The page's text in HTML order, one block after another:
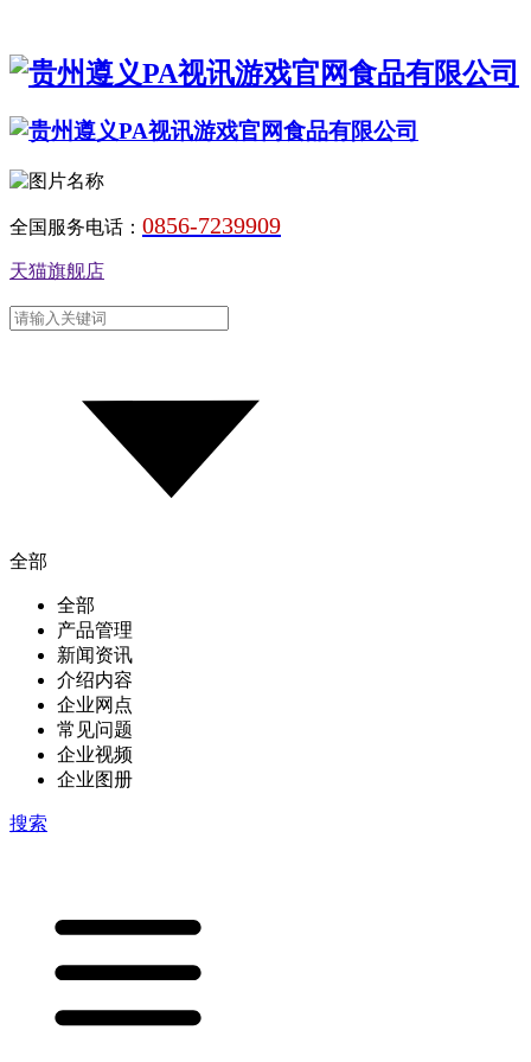
全国服务电话： 0856-7239909
天猫旗舰店
全部
全部
产品管理
新闻资讯
介绍内容
企业网点
常见问题
企业视频
企业图册
搜索